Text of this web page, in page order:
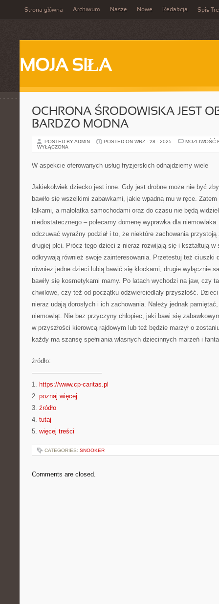
Strona główna Archiwum Nasze Nowe Redakcja Spis
MOJA SIŁA
OCHRONA ŚRODOWISKA JEST
BARDZO MODNA
POSTED BY ADMIN POSTED ON WRZ - 28 - 2025
MOŻLIWOŚĆ
WYŁĄCZONA
W aspekcie oferowanych usług fryzjerskich odnajdziemy wiele
Jakiekolwiek dziecko jest inne. Gdy jest drobne może nie być
bawiło się wszelkimi zabawkami, jakie wpadną mu w ręce.
lalkami, a małolatka samochodami oraz do czasu nie będą
niedostatecznego – polecamy domenę wyprawka dla
odczuwać wyraźny podział i to, że niektóre zachowania przystoją
drugiej płci. Prócz tego dzieci z nieraz rozwijają się i kształtują
odkrywają również swoje zainteresowania. Przetestuj też ciuszki
również jedne dzieci lubią bawić się klockami, drugie wyłącznie
bawiły się kosmetykami mamy. Po latach wychodzi na jaw, czy
chwilowe, czy też od początku odzwierciedlały przyszłość.
nieraz udają dorosłych i ich zachowania. Należy jednak
niemowląt. Nie bez przyczyny chłopiec, jaki bawi się
w przyszłości kierowcą rajdowym lub też będzie marzył o
każdy ma szansę spełniania własnych dziecinnych marzeń i
źródło:
———————————
1. https://www.cp-caritas.pl
2. poznaj więcej
3. źródło
4. tutaj
5. więcej treści
CATEGORIES: SNOOKER
Comments are closed.